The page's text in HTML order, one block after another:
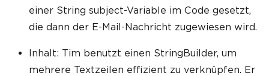
einer String subject-Variable im Code gesetzt,
die dann der E-Mail-Nachricht zugewiesen wird.
Inhalt: Tim benutzt einen StringBuilder, um
mehrere Textzeilen effizient zu verknüpfen. Er